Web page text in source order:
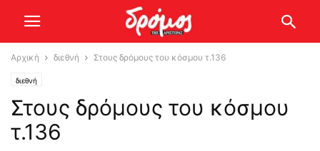
Αρχική διεθνή Στους δρόμους του κόσμου τ.136
διεθνή
Στους δρόμους του κόσμου
τ.136